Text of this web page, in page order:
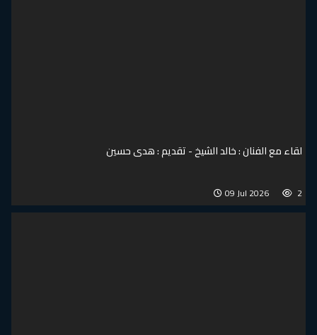
لقاء مع الفنان : خالد الشيخ - تقديم : هدى حسين
09 Jul 2026